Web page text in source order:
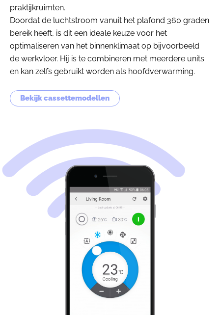
praktijkruimten.
Doordat de luchtstroom vanuit het plafond 360 graden
bereik heeft, is dit een ideale keuze voor het
optimaliseren van het binnenklimaat op bijvoorbeeld
de werkvloer. Hij is te combineren met meerdere units
en kan zelfs gebruikt worden als hoofdverwarming.
Bekijk cassettemodellen